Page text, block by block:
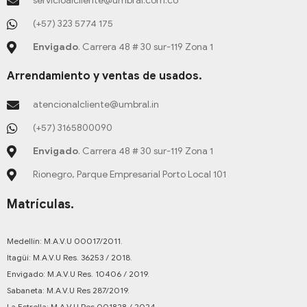
p n
a
m
k
-
f
(+57) 323 5774 175
Envigado. Carrera 48 # 30 sur-119 Zona 1
Arrendamiento y ventas de usados.
atencionalcliente@umbral.in
(+57) 3165800090
Envigado. Carrera 48 # 30 sur-119 Zona 1
Rionegro, Parque Empresarial Porto Local 101
Matrículas.
Medellín: M.A.V.U 00017/2011.
Itagüí: M.A.V.U Res. 36253 / 2018.
Envigado: M.A.V.U Res. 10406 / 2019.
Sabaneta: M.A.V.U Res 287/2019.